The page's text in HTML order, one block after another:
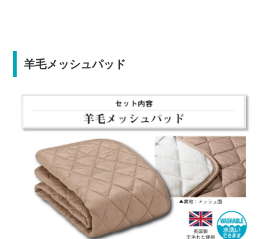
羊毛メッシュパッド